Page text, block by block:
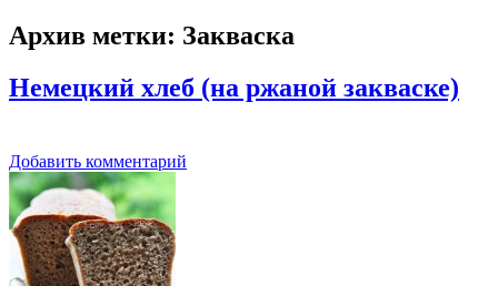
Архив метки: Закваска
Немецкий хлеб (на ржаной закваске)
Добавить комментарий